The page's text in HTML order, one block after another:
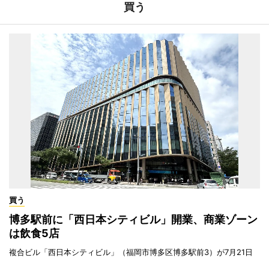
買う
買う
博多駅前に「西日本シティビル」開業、商業ゾーン
は飲食5店
複合ビル「西日本シティビル」（福岡市博多区博多駅前3）が7月21日